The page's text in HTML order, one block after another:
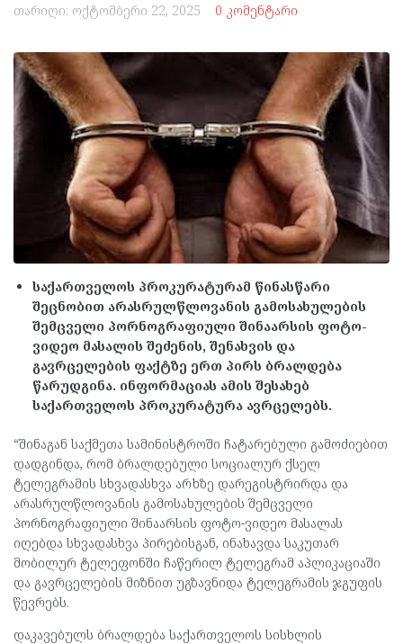
თარიღი: ოქტომბერი 22, 2025 0 კომენტარი
საქართველოს პროკურატურამ წინასწარი
შეცნობით არასრულწლოვანის გამოსახულების
შემცველი პორნოგრაფიული შინაარსის ფოტო-
ვიდეო მასალის შეძენის, შენახვის და
გავრცელების ფაქტზე ერთ პირს ბრალდება
წარუდგინა. ინფორმაციას ამის შესახებ
საქართველოს პროკურატურა ავრცელებს.
“შინაგან საქმეთა სამინისტროში ჩატარებული გამოძიებით
დადგინდა, რომ ბრალდებული სოციალურ ქსელ
ტელეგრამის სხვადასხვა არხზე დარეგისტრირდა და
არასრულწლოვანის გამოსახულების შემცველი
პორნოგრაფიული შინაარსის ფოტო-ვიდეო მასალას
იღებდა სხვადასხვა პირებისგან, ინახავდა საკუთარ
მობილურ ტელეფონში ჩაწერილ ტელეგრამ აპლიკაციაში
და გავრცელების მიზნით უგზავნიდა ტელეგრამის ჯგუფის
წევრებს.
დაკავებულს ბრალდება საქართველოს სისხლის